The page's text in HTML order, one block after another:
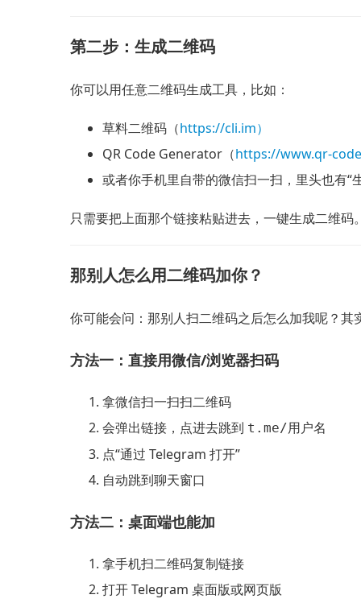
第二步：生成二维码
你可以用任意二维码生成工具，比如：
草料二维码（https://cli.im）
QR Code Generator（https://www.qr-
或者你手机里自带的微信扫一扫，里头也有“
只需要把上面那个链接粘贴进去，一键生成二维
那别人怎么用二维码加你？
你可能会问：那别人扫二维码之后怎么加我呢？其
方法一：直接用微信/浏览器扫码
拿微信扫一扫扫二维码
会弹出链接，点进去跳到 t.me/用户名
点“通过 Telegram 打开”
自动跳到聊天窗口
方法二：桌面端也能加
拿手机扫二维码复制链接
打开 Telegram 桌面版或网页版